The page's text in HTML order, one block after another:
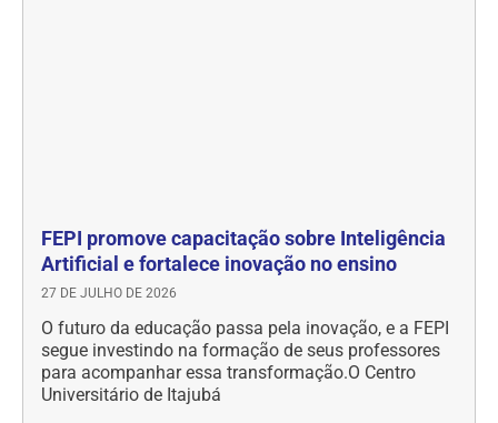
FEPI promove capacitação sobre Inteligência
Artificial e fortalece inovação no ensino
27 DE JULHO DE 2026
O futuro da educação passa pela inovação, e a FEPI
segue investindo na formação de seus professores
para acompanhar essa transformação.O Centro
Universitário de Itajubá